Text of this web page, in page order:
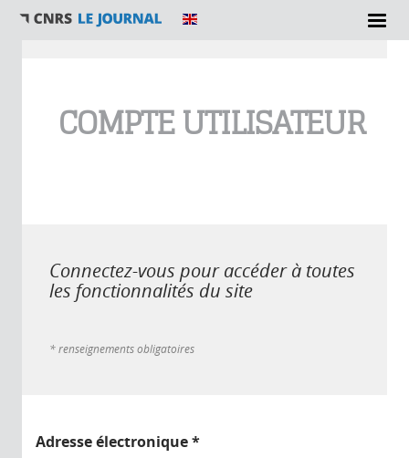
COMPTE UTILISATEUR
Connectez-vous pour accéder à toutes
les fonctionnalités du site
* renseignements obligatoires
Adresse électronique*